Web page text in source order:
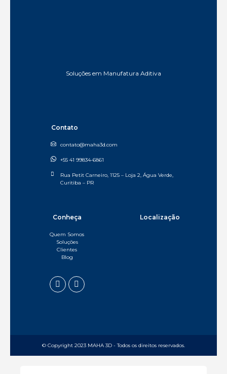
Soluções em Manufatura Aditiva
Contato
contato@maha3d.com
+55 41 99834-6861
Rua Petit Carneiro, 1125 – Loja 2, Água Verde,
Curitiba – PR​
Conheça
Quem Somos
Soluções
Clientes
Blog
Localização
© Copyright 2023 MAHA 3D - Todos os direitos reservados.